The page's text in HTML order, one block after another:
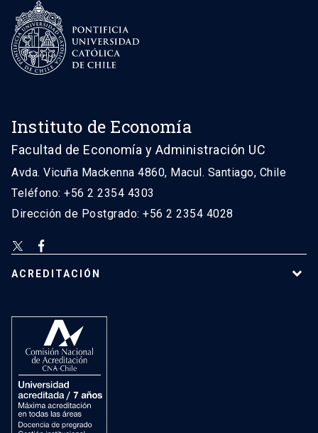
Instituto de Economía
Facultad de Economía y Administración UC
Avda. Vicuña Mackenna 4860, Macul. Santiago, Chile
Teléfono: +56 2 2354 4303
Dirección de Postgrado: +56 2 2354 4028
ACREDITACIÓN